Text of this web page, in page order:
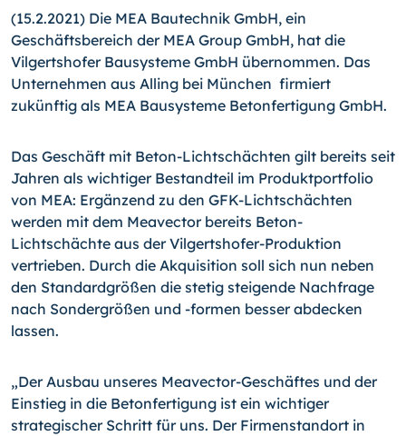
(15.2.2021) Die MEA Bautechnik GmbH, ein
Geschäftsbereich der MEA Group GmbH, hat die
Vilgertshofer Bausysteme GmbH übernommen. Das
Unternehmen aus Alling bei München firmiert
zukünftig als MEA Bausysteme Betonfertigung GmbH.
Das Geschäft mit Beton-Lichtschächten gilt bereits seit
Jahren als wichtiger Bestandteil im Produktportfolio
von MEA: Ergänzend zu den GFK-Lichtschächten
werden mit dem Meavector bereits Beton-
Lichtschächte aus der Vilgerts­hofer-Produktion
vertrieben. Durch die Akquisition soll sich nun neben
den Standardgrößen die stetig steigende Nachfrage
nach Sondergrößen und -formen besser abdecken
lassen.
„Der Ausbau unseres Meavector-Geschäftes und der
Einstieg in die Betonfertigung ist ein wichtiger
strategischer Schritt für uns. Der Firmenstandort in